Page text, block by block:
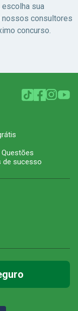
sua
consultores
concurso.
de sucesso